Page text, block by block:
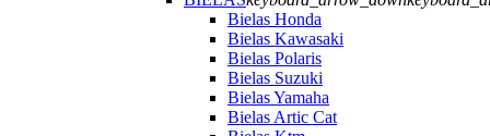
Bielas Honda
Bielas Kawasaki
Bielas Polaris
Bielas Suzuki
Bielas Yamaha
Bielas Artic Cat